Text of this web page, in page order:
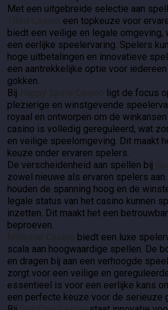
Met een uitgebreide selectie aan
een topkeuze voor
biedt een veilige en legale
een eerlijke speelervaring. Spelers
hoge uitbetalingen en innovatieve
een aantrekkelijke optie voor
gokken.
Bij
ligt de focus
plezierige en winstgevende
royaal en ontworpen om de
casino is volledig gereguleerd, wat
en veilige speelomgeving. Dit maakt
keuze onder ervaren spelers.
De verscheidenheid aan spellen bij
zowel nieuwe als ervaren spelers
houden de spanning hoog en de
legale status van het casino kunnen
inzetten. Dit maakt het een
beproeven.
biedt een luxe
scala aan hoogwaardige spellen. De
en dragen bij aan een verhoogde
zorgt voor een veilige en
essentieel is voor een eerlijke kans
een perfecte keuze voor de serieuze